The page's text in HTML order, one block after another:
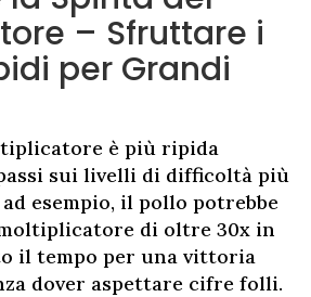
– Sfruttare i
per Grandi
è più ripida
sui livelli di difficoltà più
esempio, il pollo potrebbe
di oltre 30x in
il tempo per una vittoria
dover aspettare cifre folli.